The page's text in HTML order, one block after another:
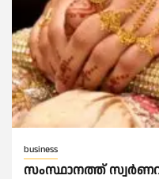
business
സംസ്ഥാനത്ത്